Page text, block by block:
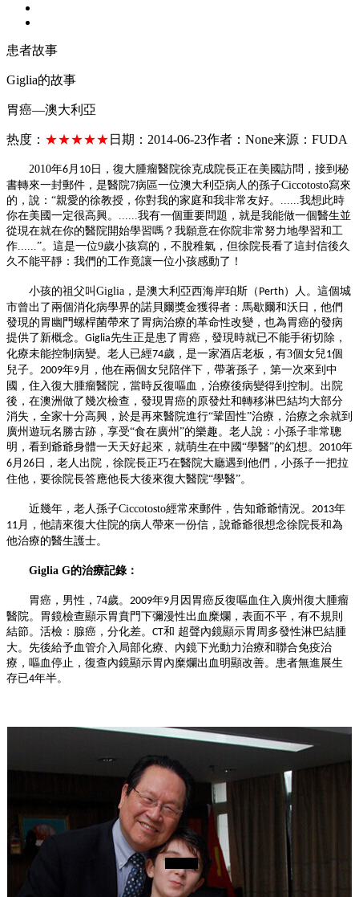
患者故事
Giglia的故事
胃癌—澳大利亞
热度： ★★★★★ 日期： 2014-06-23作者： None来源： FUDA
2010年6月 10 日，復大腫瘤醫院徐克成院長正在美國訪問，接到秘
書轉來一封郵件，是醫院7病區一位澳大利亞病人的孫子Ciccotosto寫來
的，說：“親愛的徐教授， 你對我的家庭和我非常友好。 ......我想此時
你在美國一定很高興。 ......我有一個重要問題，就是我能做一個醫生並
從現在就在你的醫院開始學習嗎？我願意在你院非常努力地學習和工
作......”。這是一位9歲小孩寫的，不脫稚氣，但徐院長看了這封信後久
久不能平靜：我們的工作竟讓一位小孩感動了！
小孩的祖父叫 Giglia ，是澳大利亞西海岸珀斯（ Perth）人。這個城
市曾出了兩個消化病學界的諾貝爾獎金獲得者：馬歇爾和沃日，他們
發現的胃幽門螺桿菌帶來了胃病治療的革命性改變，也為胃癌的發病
提供了新概念。 Giglia先生正是患了胃癌，發現時就已不能手術切除，
化療未能控制病變。老人已經74歲，是一家酒店老板，有3個女兒1個
兒子。 2009年9月，他在兩個女兒陪伴下，帶著孫子，第一次來到中
國，住入復大腫瘤醫院，當時反復嘔血，治療後病變得到控制。出院
後，在澳洲做了幾次檢查，發現胃癌的原發灶和轉移淋巴結均大部分
消失，全家十分高興，於是再來醫院進行“鞏固性”治療，治療之余就到
廣州遊玩名勝古跡，享受“食在廣州”的樂趣。老人說：小孫子非常聰
明，看到爺爺身體一天天好起來，就萌生在中國“學醫”的幻想。 2010年
6月 26 日，老人出院，徐院長正巧在醫院大廳遇到他們，小孫子一把拉
住他，要徐院長答應他長大後來復大醫院“學醫”。
近幾年，老人孫子Ciccotosto經常來郵件，告知爺爺情況。 2013年
11月，他請來復大住院的病人帶來一份信，說爺爺很想念徐院長和為
他治療的醫生護士。
Giglia G的治療記錄：
胃癌，男性， 74歲。 2009年9月因胃癌反復嘔血住入廣州復大腫瘤
醫院。胃鏡檢查顯示胃賁門下彌漫性出血糜爛，表面不平，有不規則
結節。活檢：腺癌，分化差。 CT和 超聲內鏡顯示胃周多發性淋巴結腫
大。先後給予血管介入局部化療、內鏡下光動力治療和聯合免疫治
療，嘔血停止，復查內鏡顯示胃內糜爛出血明顯改善。患者無進展生
存已4年半。